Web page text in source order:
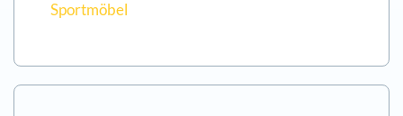
Sportmöbel